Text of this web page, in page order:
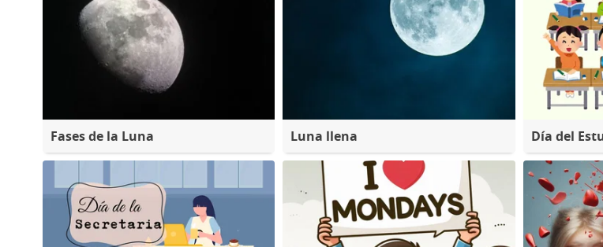
Fases de la Luna Luna llena Día del